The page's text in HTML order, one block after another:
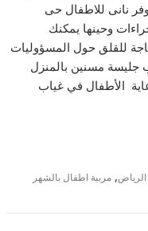
نانى للاطفال حى
وحينها يمكنك
للقلق حول المسؤوليات
جليسة مسنين بالمنزل
الأطفال في غياب
,مربية اطفال بالشهر